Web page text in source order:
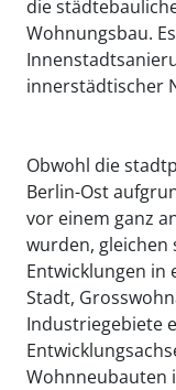
die
Wohnungsbau.
innerstädtischer
Obwohl die
Berlin-Ost
vor einem ganz
wurden,
Entwicklungen in
Stadt,
Industriegebiete
Wohnneubauten